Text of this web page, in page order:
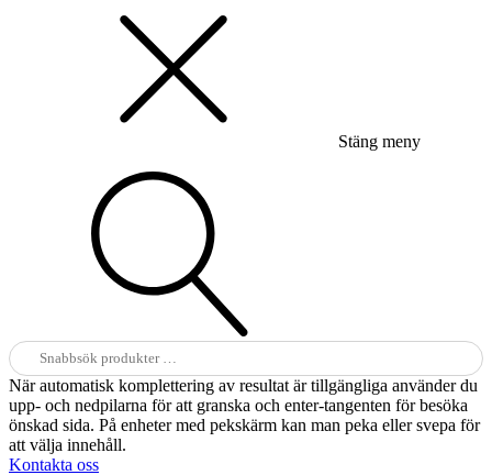
Stäng meny
Sök
efter:
När automatisk komplettering av resultat är tillgängliga använder du
upp- och nedpilarna för att granska och enter-tangenten för besöka
önskad sida. På enheter med pekskärm kan man peka eller svepa för
att välja innehåll.
Kontakta oss